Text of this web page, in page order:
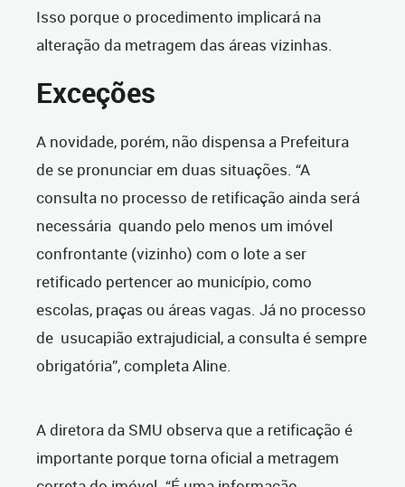
Isso porque o procedimento implicará na
alteração da metragem das áreas vizinhas.
Exceções
A novidade, porém, não dispensa a Prefeitura
de se pronunciar em duas situações. “A
consulta no processo de retificação ainda será
necessária quando pelo menos um imóvel
confrontante (vizinho) com o lote a ser
retificado pertencer ao município, como
escolas, praças ou áreas vagas. Já no processo
de usucapião extrajudicial, a consulta é sempre
obrigatória”, completa Aline.
A diretora da SMU observa que a retificação é
importante porque torna oficial a metragem